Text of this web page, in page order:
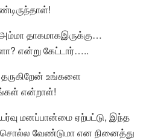
தாகமாகஇருக்கு…
என்று கேட்டார்…..
உங்களை
என்றாள்!
மனப்பான்மை ஏற்பட்டு, இந்த
வேண்டுமா என நினைத்து